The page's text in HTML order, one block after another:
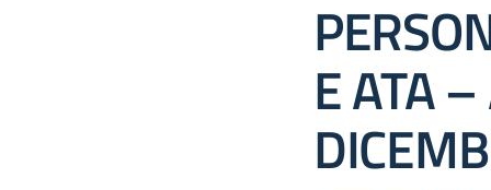
E ATA